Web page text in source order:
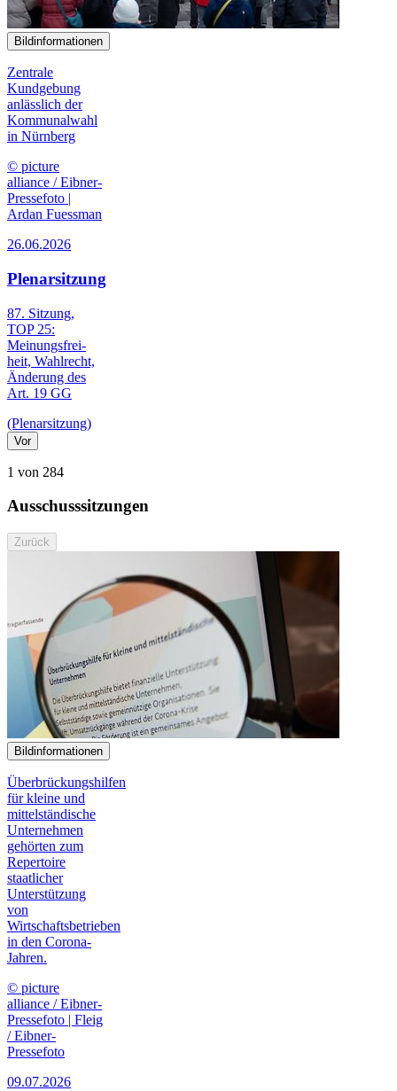
Bildinformationen
Zentrale
Kundgebung
anlässlich der
Kommunalwahl
in Nürnberg
© picture
alliance / Eibner-
Pressefoto |
Ardan Fuessman
26.06.2026
Plenarsitzung
87. Sitzung,
TOP 25:
Meinungs­frei­
heit, Wahl­recht,
Änderung des
Art. 19 GG
(Plenarsitzung)
Vor
1 von 284
Ausschusssitzungen
Zurück
Bildinformationen
Überbrückungshilfen
für kleine und
mittelständische
Unternehmen
gehörten zum
Repertoire
staatlicher
Unterstützung
von
Wirtschaftsbetrieben
in den Corona-
Jahren.
© picture
alliance / Eibner-
Pressefoto | Fleig
/ Eibner-
Pressefoto
09.07.2026